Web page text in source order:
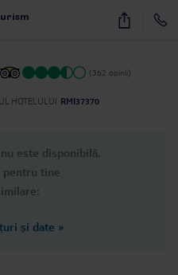
23
(362 opinii)
HOTELULUI RMI37370
este disponibilă.
pentru tine
și date »